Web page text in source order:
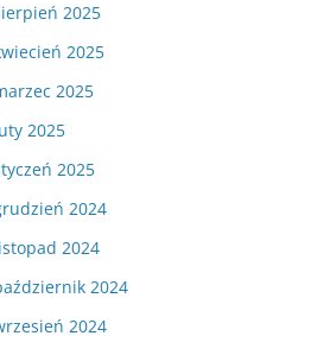
2025
2025
2025
2025
2025
2024
2024
2024
2024